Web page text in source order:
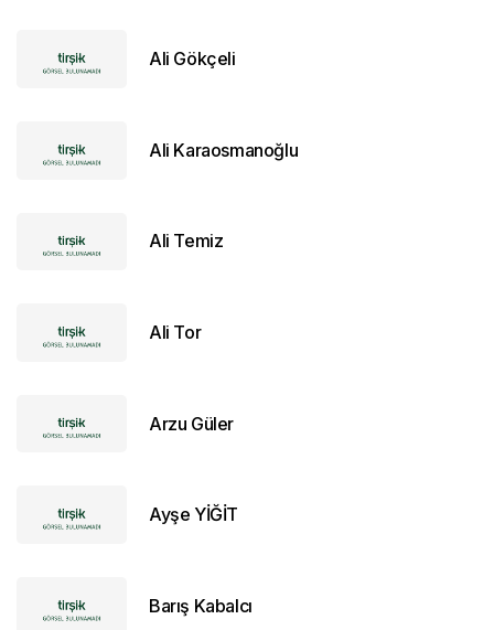
Ali Gökçeli
Ali Karaosmanoğlu
Ali Temiz
Ali Tor
Arzu Güler
Ayşe YİĞİT
Barış Kabalcı